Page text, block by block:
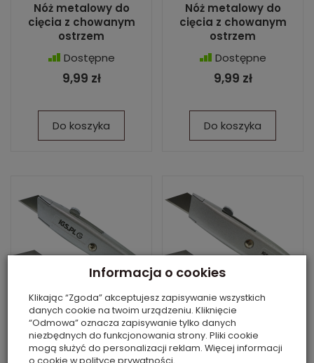
Nóż metalowy do
cięcia z chowanym
ostrzem
Dostępne
9,99 zł
Do koszyka
Nóż metalowy do
cięcia z chowanym
ostrzem
Dostępne
9,99 zł
Do koszyka
Nóż metalowy do
cięcia z chowanym
Nóż metalowy do
cięcia z chowanym
Informacja o cookies
Klikając “Zgoda” akceptujesz zapisywanie wszystkich
danych cookie na twoim urządzeniu. Kliknięcie
“Odmowa” oznacza zapisywanie tylko danych
niezbędnych do funkcjonowania strony. Pliki cookie
mogą służyć do personalizacji reklam. Więcej informacji
o cookie wpolityce prywatności.